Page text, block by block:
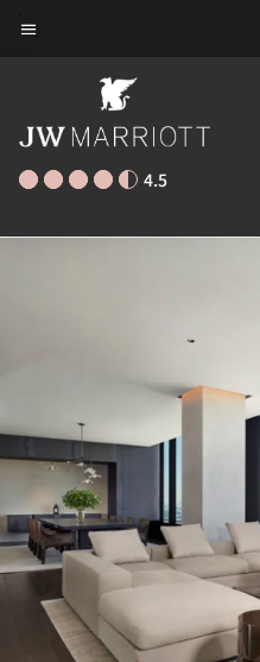
Skip
4.5